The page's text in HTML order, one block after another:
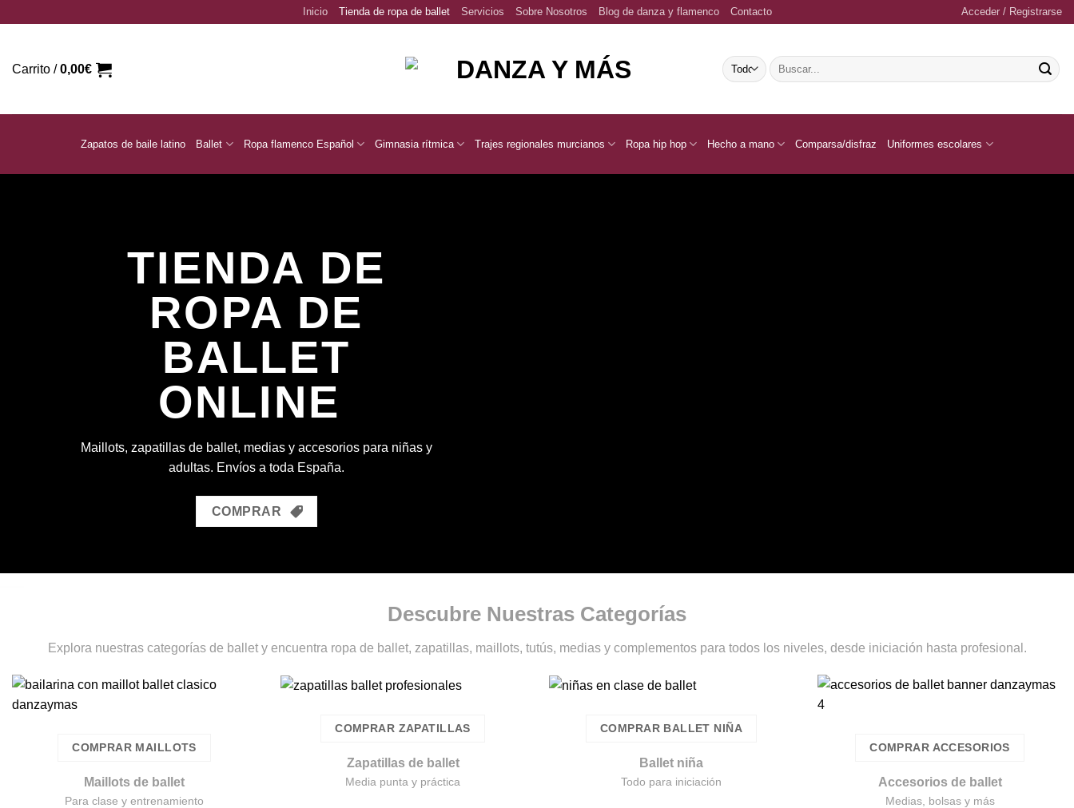
Inicio Tienda de ropa de ballet Servicios Sobre Nosotros Blog de danza y flamenco Contacto Acceder / Registrarse
Carrito /0,00€
Buscar
por:
Zapatos de baile latino Ballet Ropa flamenco Español Gimnasia rítmica Trajes regionales murcianos Ropa hip hop Hecho a mano Comparsa/disfraz Uniformes escolares
TIENDA DE
ROPA DE
BALLET
ONLINE
Maillots, zapatillas de ballet, medias y accesorios para niñas y
adultas. Envíos a toda España.
COMPRAR
Descubre Nuestras Categorías
Explora nuestras categorías de ballet y encuentra ropa de ballet, zapatillas, maillots, tutús, medias y complementos para todos los niveles, desde iniciación hasta profesional.
COMPRAR MAILLOTS
Maillots de ballet
Para clase y entrenamiento
COMPRAR ZAPATILLAS
Zapatillas de ballet
Media punta y práctica
COMPRAR BALLET NIÑA
Ballet niña
Todo para iniciación
COMPRAR ACCESORIOS
Accesorios de ballet
Medias, bolsas y más